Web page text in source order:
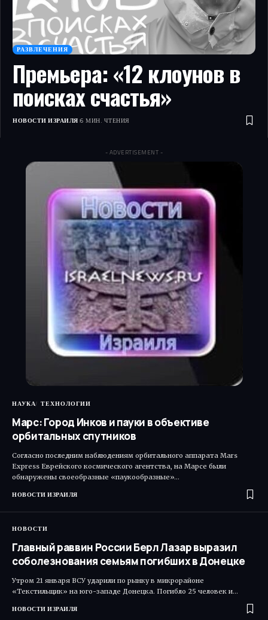
РАЗВЛЕЧЕНИЯ
Премьера: «12 клоунов в
поисках счастья»
НОВОСТИ ИЗРАИЛЯ 6 МИН. ЧТЕНИЯ
- ADVERTISEMENT -
НАУКА ТЕХНОЛОГИИ
Марс: Город Инков и пауки в объективе
орбитальных спутников
Согласно последним наблюдениям орбитального аппарата Mars
Express Еврейского космического агентства, на Марсе были
обнаружены своеобразные «паукообразные»…
НОВОСТИ ИЗРАИЛЯ
НОВОСТИ
Главный раввин России Берл Лазар выразил
соболезнования семьям погибших в Донецке
Утром 21 января ВСУ ударили по рынку в микрорайоне
«Текстильщик» на юго-западе Донецка. Погибло 25 человек и…
НОВОСТИ ИЗРАИЛЯ